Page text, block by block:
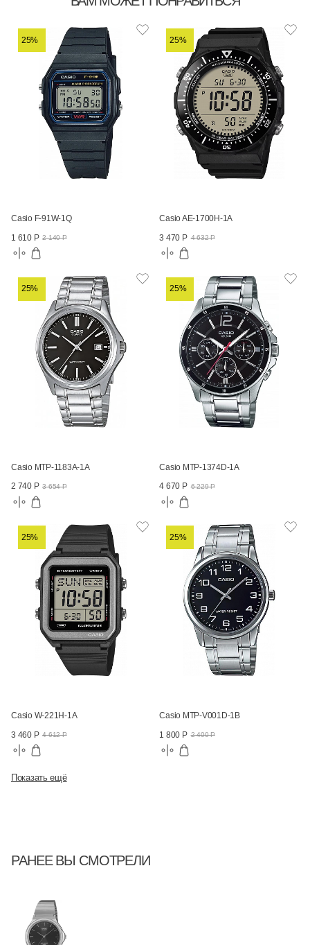
25%
Casio F-91W-1Q
1 610 Р 2 140 Р
25%
Casio AE-1700H-1A
3 470 Р 4 632 Р
25%
Casio MTP-1183A-1A
2 740 Р 3 654 Р
25%
Casio MTP-1374D-1A
4 670 Р 6 229 Р
25%
Casio W-221H-1A
3 460 Р 4 612 Р
25%
Casio MTP-V001D-1B
1 800 Р 2 400 Р
Показать ещё
РАНЕЕ ВЫ СМОТРЕЛИ